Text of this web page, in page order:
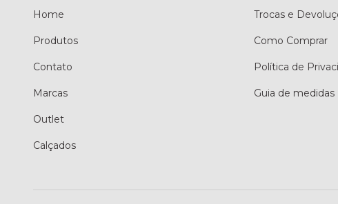
Home
Produtos
Contato
Marcas
Outlet
Calçados
Trocas e
Como Comprar
Política de
Guia de medidas